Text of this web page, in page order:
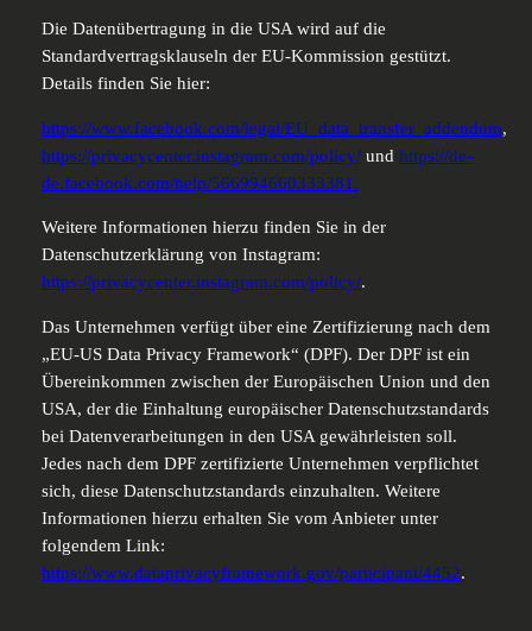
Die Datenübertragung in die USA wird auf die
Standardvertragsklauseln der EU-Kommission gestützt.
Details finden Sie hier:
https://www.facebook.com/legal/EU_data_transfer_addendum,
https://privacycenter.instagram.com/policy/und https://de-
de.facebook.com/help/566994660333381.
Weitere Informationen hierzu finden Sie in der
Datenschutzerklärung von Instagram:
https://privacycenter.instagram.com/policy/.
Das Unternehmen verfügt über eine Zertifizierung nach dem
„EU-US Data Privacy Framework“ (DPF). Der DPF ist ein
Übereinkommen zwischen der Europäischen Union und den
USA, der die Einhaltung europäischer Datenschutzstandards
bei Datenverarbeitungen in den USA gewährleisten soll.
Jedes nach dem DPF zertifizierte Unternehmen verpflichtet
sich, diese Datenschutzstandards einzuhalten. Weitere
Informationen hierzu erhalten Sie vom Anbieter unter
folgendem Link:
https://www.dataprivacyframework.gov/participant/4452.